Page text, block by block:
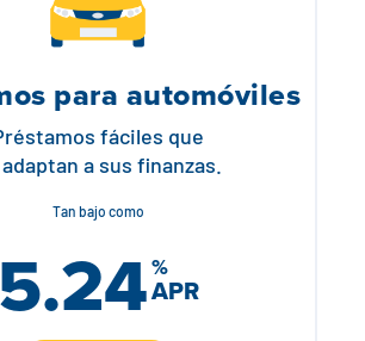
para automóviles
fáciles que
a sus finanzas.
Tan bajo como
5.24%
APR